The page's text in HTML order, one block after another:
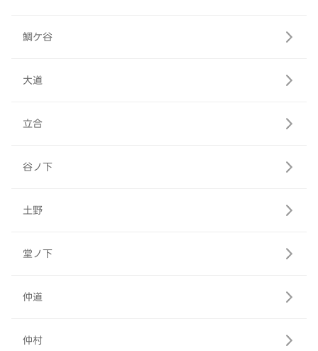
鯛ケ谷
大道
立合
谷ノ下
土野
堂ノ下
仲道
仲村